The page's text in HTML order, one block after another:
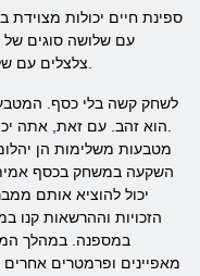
עם שלושה סוגים של
פיראטים סטורם & nbsp; לשחק קשה בלי כסף.
הוא זהב. עם זאת, אתה
השקעה במשחק בכסף
יכול להוציא אותם
הזכויות וההרשאות קנו
במספנה. במהלך
מאפיינים ופרמטרים